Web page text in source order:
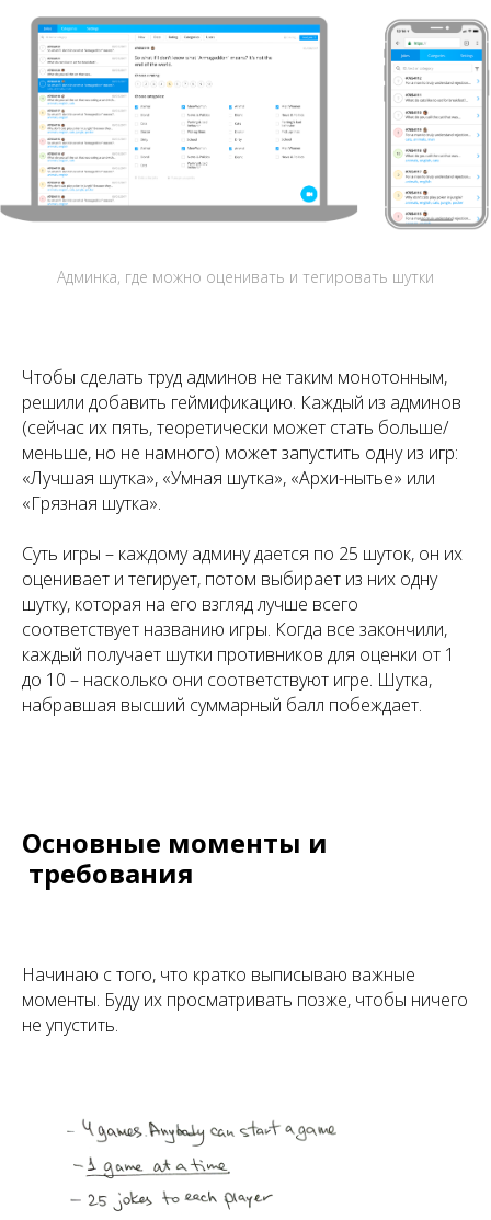
Админка, где можно оценивать и тегировать шутки
Чтобы сделать труд админов не таким монотонным,
решили добавить геймификацию. Каждый из админов
(сейчас их пять, теоретически может стать больше/
меньше, но не намного) может запустить одну из игр:
«Лучшая шутка», «Умная шутка», «Архи-нытье» или
«Грязная шутка».
Суть игры – каждому админу дается по 25 шуток, он их
оценивает и тегирует, потом выбирает из них одну
шутку, которая на его взгляд лучше всего
соответствует названию игры. Когда все закончили,
каждый получает шутки противников для оценки от 1
до 10 – насколько они соответствуют игре. Шутка,
набравшая высший суммарный балл побеждает.
Основные моменты и
требования
Начинаю с того, что кратко выписываю важные
моменты. Буду их просматривать позже, чтобы ничего
не упустить.